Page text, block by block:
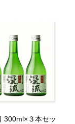
300ml×３本セッ